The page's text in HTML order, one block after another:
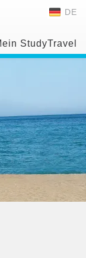
DE
StudyTravel